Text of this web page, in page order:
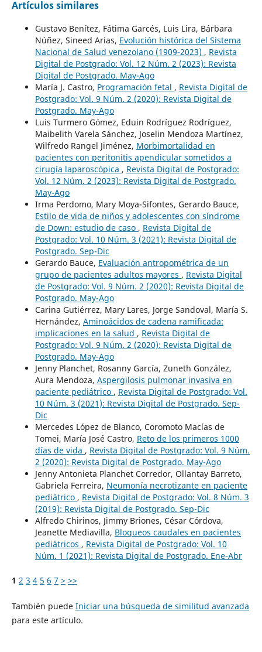
Artículos similares
Gustavo Benítez, Fátima Garcés, Luis Lira, Bárbara
Núñez, Sineed Arias, Evolución histórica del Sistema
Nacional de Salud venezolano (1909-2023) , Revista
Digital de Postgrado: Vol. 12 Núm. 2 (2023): Revista
Digital de Postgrado. May-Ago
María J. Castro, Programación fetal , Revista Digital de
Postgrado: Vol. 9 Núm. 2 (2020): Revista Digital de
Postgrado. May-Ago
Luis Turmero Gómez, Eduin Rodríguez Rodríguez,
Maibelith Varela Sánchez, Joselin Mendoza Martínez,
Wilfredo Rangel Jiménez, Morbimortalidad en
pacientes con peritonitis apendicular sometidos a
cirugía laparoscópica , Revista Digital de Postgrado:
Vol. 12 Núm. 2 (2023): Revista Digital de Postgrado.
May-Ago
Irma Perdomo, Mary Moya-Sifontes, Gerardo Bauce,
Estilo de vida de niños y adolescentes con síndrome
de Down: estudio de caso , Revista Digital de
Postgrado: Vol. 10 Núm. 3 (2021): Revista Digital de
Postgrado. Sep-Dic
Gerardo Bauce, Evaluación antropométrica de un
grupo de pacientes adultos mayores , Revista Digital
de Postgrado: Vol. 9 Núm. 2 (2020): Revista Digital de
Postgrado. May-Ago
Carina Gutiérrez, Mary Lares, Jorge Sandoval, María S.
Hernández, Aminoácidos de cadena ramificada:
implicaciones en la salud , Revista Digital de
Postgrado: Vol. 9 Núm. 2 (2020): Revista Digital de
Postgrado. May-Ago
Jenny Planchet, Rosanny García, Zuneth González,
Aura Mendoza, Aspergilosis pulmonar invasiva en
paciente pediátrico , Revista Digital de Postgrado: Vol.
10 Núm. 3 (2021): Revista Digital de Postgrado. Sep-
Dic
Mercedes López de Blanco, Coromoto Macías de
Tomei, María José Castro, Reto de los primeros 1000
días de vida , Revista Digital de Postgrado: Vol. 9 Núm.
2 (2020): Revista Digital de Postgrado. May-Ago
Jenny Antonieta Planchet Corredor, Ollantay Barreto,
Gabriela Ferreira, Neumonía necrotizante en paciente
pediátrico , Revista Digital de Postgrado: Vol. 8 Núm. 3
(2019): Revista Digital de Postgrado. Sep-Dic
Alfredo Chirinos, Jimmy Briones, César Córdova,
Jeanette Mediavilla, Bloqueos caudales en pacientes
pediátricos , Revista Digital de Postgrado: Vol. 10
Núm. 1 (2021): Revista Digital de Postgrado. Ene-Abr
1 2 3 4 5 6 7 > >>
También puede Iniciar una búsqueda de similitud avanzada
para este artículo.